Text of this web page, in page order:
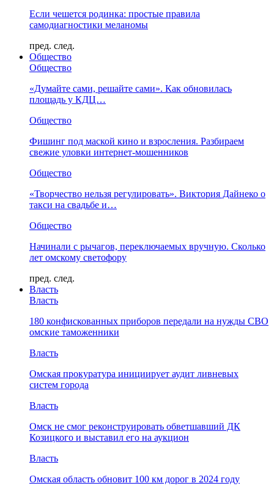
Если чешется родинка: простые правила
самодиагностики меланомы
пред. след.
Общество
Общество
«Думайте сами, решайте сами». Как обновилась
площадь у КДЦ…
Общество
Фишинг под маской кино и взросления. Разбираем
свежие уловки интернет-мошенников
Общество
«Творчество нельзя регулировать». Виктория Дайнеко о
такси на свадьбе и…
Общество
Начинали с рычагов, переключаемых вручную. Сколько
лет омскому светофору
пред. след.
Власть
Власть
180 конфискованных приборов передали на нужды СВО
омские таможенники
Власть
Омская прокуратура инициирует аудит ливневых
систем города
Власть
Омск не смог реконструировать обветшавший ДК
Козицкого и выставил его на аукцион
Власть
Омская область обновит 100 км дорог в 2024 году